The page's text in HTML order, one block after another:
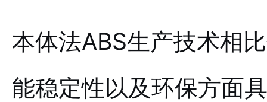
本体法ABS生产技术相
能稳定性以及环保方面